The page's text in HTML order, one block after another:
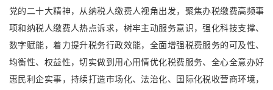
党的二十大精神，从纳税人缴费人视角出发，聚焦办税缴费高频事
项和纳税人缴费人热点诉求，树牢主动服务意识，强化科技支撑、
数字赋能，着力提升税务行政效能，全面增强税费服务的可及性、
均衡性、权益性，切实做到用心用情优化税费服务、全心全意办好
惠民利企实事，持续打造市场化、法治化、国际化税收营商环境，